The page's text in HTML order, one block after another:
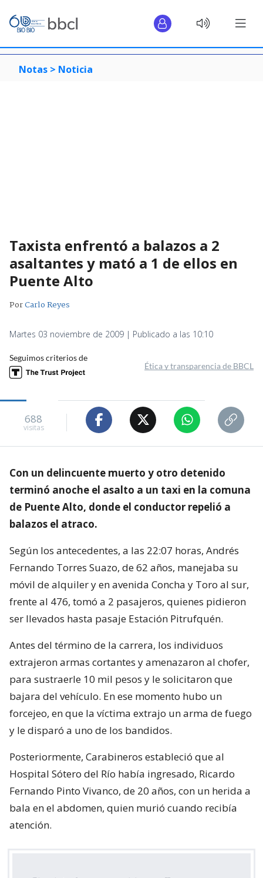
Notas > Noticia
Taxista enfrentó a balazos a 2
asaltantes y mató a 1 de ellos en
Puente Alto
PorCarlo Reyes
Martes 03 noviembre de 2009 | Publicado a las 10:10
Seguimos criterios de
Ética y transparencia de BBCL
688
visitas
Con un delincuente muerto y otro detenido
terminó anoche el asalto a un taxi en la comuna
de Puente Alto, donde el conductor repelió a
balazos el atraco.
Según los antecedentes, a las 22:07 horas, Andrés
Fernando Torres Suazo, de 62 años, manejaba su
móvil de alquiler y en avenida Concha y Toro al sur,
frente al 476, tomó a 2 pasajeros, quienes pidieron
ser llevados hasta pasaje Estación Pitrufquén.
Antes del término de la carrera, los individuos
extrajeron armas cortantes y amenazaron al chofer,
para sustraerle 10 mil pesos y le solicitaron que
bajara del vehículo. En ese momento hubo un
forcejeo, en que la víctima extrajo un arma de fuego
y le disparó a uno de los bandidos.
Posteriormente, Carabineros estableció que al
Hospital Sótero del Río había ingresado, Ricardo
Fernando Pinto Vivanco, de 20 años, con un herida a
bala en el abdomen, quien murió cuando recibía
atención.